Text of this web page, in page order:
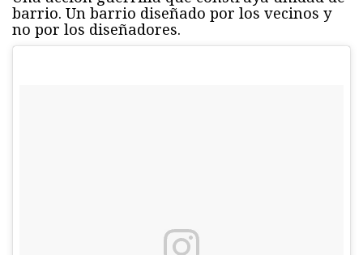
barrio. Un barrio diseñado por los vecinos y
no por los diseñadores.